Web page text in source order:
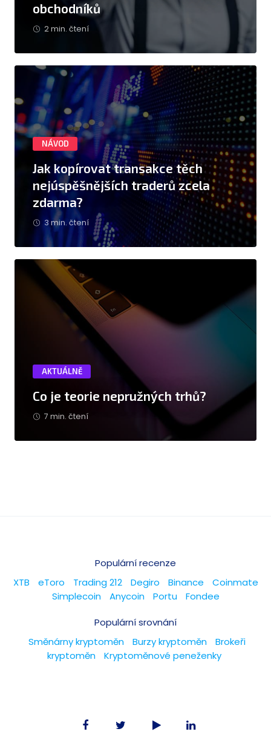
obchodníků
2 min. čtení
NÁVOD
Jak kopírovat transakce těch
nejúspěšnějších traderů zcela
zdarma?
3 min. čtení
AKTUÁLNĚ
Co je teorie nepružných trhů?
7 min. čtení
Populární recenze
XTB
eToro Trading 212 Degiro Binance
Coinmate
Simplecoin
Anycoin Portu Fondee
Populární srovnání
Směnárny kryptoměn
Burzy kryptoměn
Brokeři
kryptoměn
Kryptoměnové peneženky